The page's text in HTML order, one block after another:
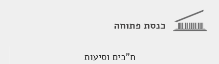
כנסת פתוחה
ח"כים וסיעות